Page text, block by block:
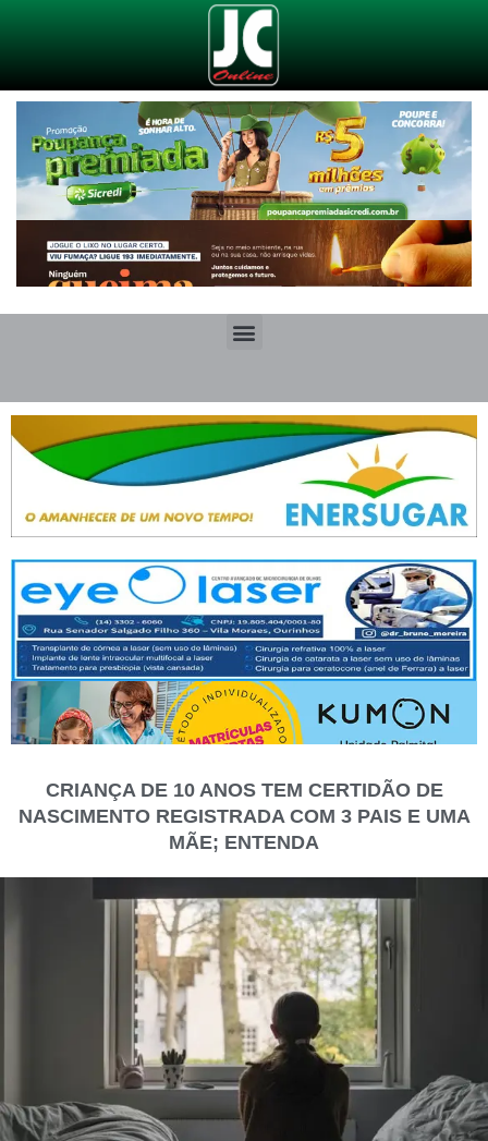
CRIANÇA DE 10 ANOS TEM CERTIDÃO DE
NASCIMENTO REGISTRADA COM 3 PAIS E UMA
MÃE; ENTENDA